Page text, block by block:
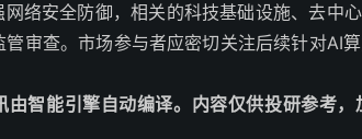
络安全防御，相关的科技基础设施、去中
审查。市场参与者应密切关注后续针对AI
智能引擎自动编译。内容仅供投研参考